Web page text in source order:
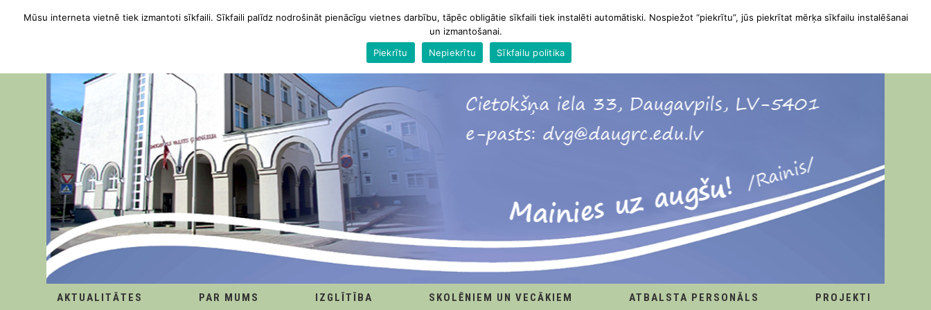
AKTUALITĀTES PAR MUMS IZGLĪTĪBA SKOLĒNIEM UN VECĀKIEM ATBALSTA PERSONĀLS
PROJEKTI
Mūsu interneta vietnē tiek izmantoti sīkfaili. Sīkfaili palīdz nodrošināt pienācīgu vietnes darbību, tāpēc obligātie sīkfaili tiek instalēti automātiski. Nospiežot “piekrītu”, jūs piekrītat mērķa sīkfailu instalēšanai
un izmantošanai.
Piekrītu
Nepiekrītu Sīkfailu politika